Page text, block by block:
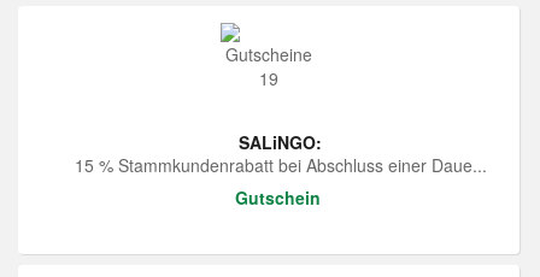
SALiNGO:
15 % Stammkundenrabatt bei Abschluss einer Daue...
Gutschein